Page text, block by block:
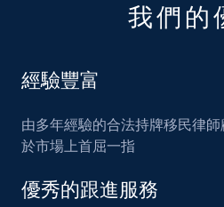
我們的
經驗豐富
由多年經驗的合法持牌移民律
於市場上首屈一指
優秀的跟進服務